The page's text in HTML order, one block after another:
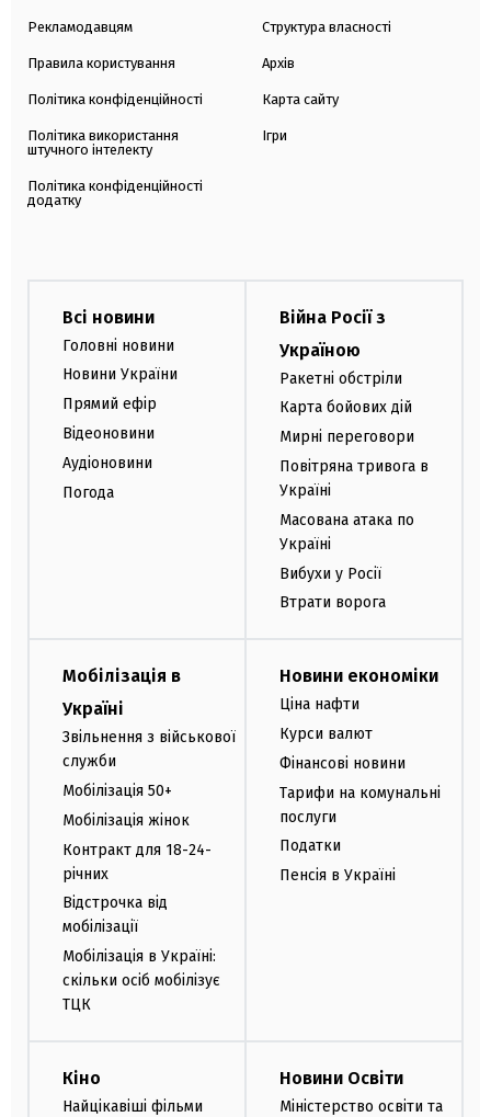
Рекламодавцям
Правила користування
Політика конфіденційності
Політика використання
штучного інтелекту
Політика конфіденційності
додатку
Структура власності
Архів
Карта сайту
Ігри
Всі новини
Головні новини
Новини України
Прямий ефір
Відеоновини
Аудіоновини
Погода
Війна Росії з
Україною
Ракетні обстріли
Карта бойових дій
Мирні переговори
Повітряна тривога в
Україні
Масована атака по
Україні
Вибухи у Росії
Втрати ворога
Мобілізація в
Україні
Звільнення з військової
служби
Мобілізація 50+
Мобілізація жінок
Контракт для 18-24-
річних
Відстрочка від
мобілізації
Мобілізація в Україні:
скільки осіб мобілізує
ТЦК
Новини економіки
Ціна нафти
Курси валют
Фінансові новини
Тарифи на комунальні
послуги
Податки
Пенсія в Україні
Кіно
Найцікавіші фільми
Новини Освіти
Міністерство освіти та